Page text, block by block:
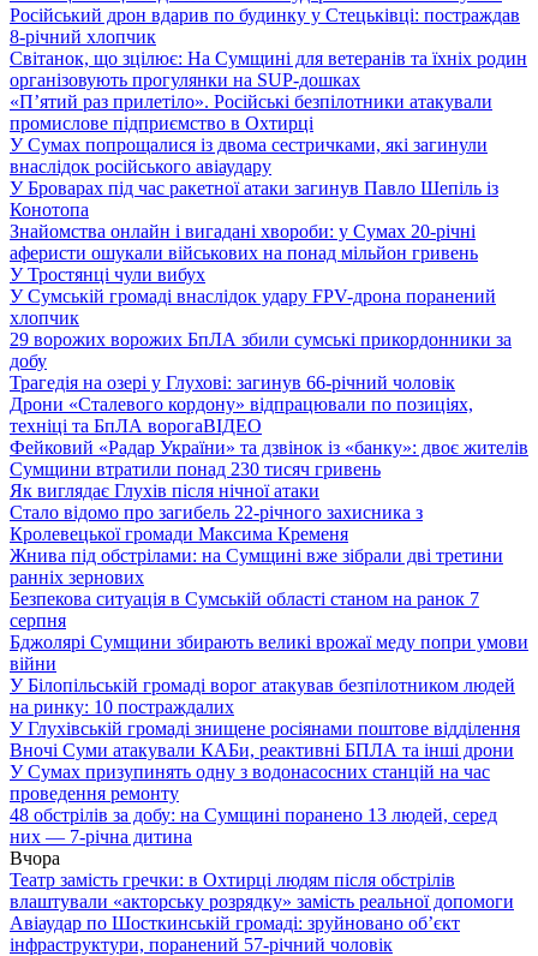
Російський дрон вдарив по будинку у Стецьківці: постраждав
8-річний хлопчик
Світанок, що зцілює: На Сумщині для ветеранів та їхніх родин
організовують прогулянки на SUP-дошках
«П’ятий раз прилетіло». Російські безпілотники атакували
промислове підприємство в Охтирці
У Сумах попрощалися із двома сестричками, які загинули
внаслідок російського авіаудару
У Броварах під час ракетної атаки загинув Павло Шепіль із
Конотопа
Знайомства онлайн і вигадані хвороби: у Сумах 20-річні
аферисти ошукали військових на понад мільйон гривень
У Тростянці чули вибух
У Сумській громаді внаслідок удару FPV-дрона поранений
хлопчик
29 ворожих ворожих БпЛА збили сумські прикордонники за
добу
Трагедія на озері у Глухові: загинув 66-річний чоловік
Дрони «Сталевого кордону» відпрацювали по позиціях,
техніці та БпЛА ворогаВІДЕО
Фейковий «Радар України» та дзвінок із «банку»: двоє жителів
Сумщини втратили понад 230 тисяч гривень
Як виглядає Глухів після нічної атаки
Стало відомо про загибель 22-річного захисника з
Кролевецької громади Максима Кременя
Жнива під обстрілами: на Сумщині вже зібрали дві третини
ранніх зернових
Безпекова ситуація в Сумській області станом на ранок 7
серпня
Бджолярі Сумщини збирають великі врожаї меду попри умови
війни
У Білопільській громаді ворог атакував безпілотником людей
на ринку: 10 постраждалих
У Глухівській громаді знищене росіянами поштове відділення
Вночі Суми атакували КАБи, реактивні БПЛА та інші дрони
У Сумах призупинять одну з водонасосних станцій на час
проведення ремонту
48 обстрілів за добу: на Сумщині поранено 13 людей, серед
них — 7-річна дитина
Вчора
Театр замість гречки: в Охтирці людям після обстрілів
влаштували «акторську розрядку» замість реальної допомоги
Авіаудар по Шосткинській громаді: зруйновано об’єкт
інфраструктури, поранений 57-річний чоловік